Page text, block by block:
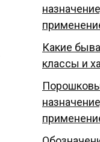
Какие
классы и